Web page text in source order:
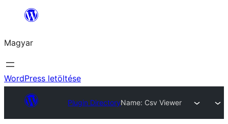
Ugrás
tartalomhoz
Magyar
WordPress letöltése
Plugin DirectoryName: Csv Viewer